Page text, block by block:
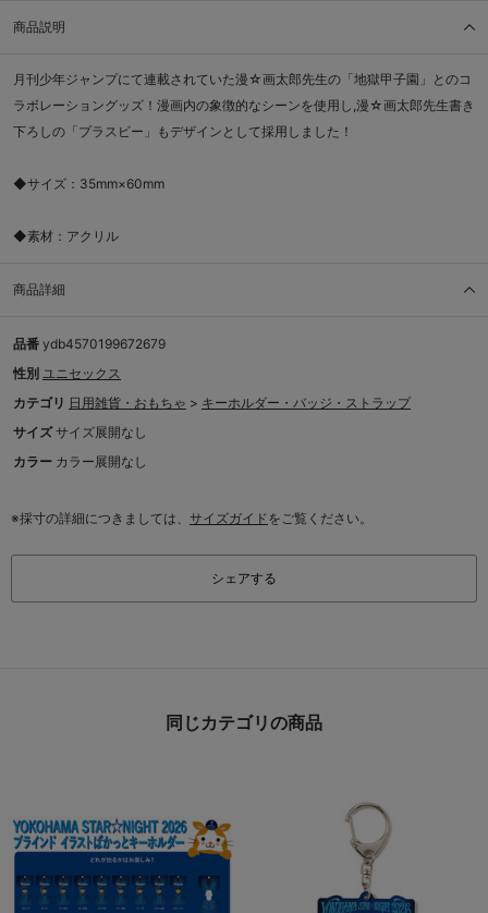
商品説明
月刊少年ジャンプにて連載されていた漫☆画太郎先生の「地獄甲子園」とのコ
ラボレーショングッズ！漫画内の象徴的なシーンを使用し,漫☆画太郎先生書き
下ろしの「プラスビー」もデザインとして採用しました！
◆サイズ：35mm×60mm
◆素材：アクリル
商品詳細
品番 ydb4570199672679
性別 ユニセックス
カテゴリ 日用雑貨・おもちゃ > キーホルダー・バッジ・ストラップ
サイズ サイズ展開なし
カラー カラー展開なし
※採寸の詳細につきましては、 サイズガイドをご覧ください。
シェアする
同じカテゴリの商品